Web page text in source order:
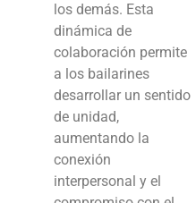
los demás. Esta
dinámica de
colaboración permite
a los bailarines
desarrollar un sentido
de unidad,
aumentando la
conexión
interpersonal y el